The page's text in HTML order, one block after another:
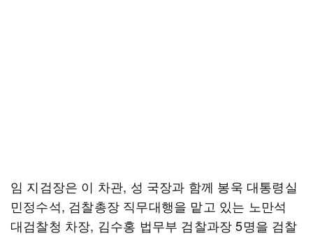
임 지검장은 이 차관, 성 국장과 함께 봉욱 대통령실
민정수석, 검찰총장 직무대행을 맡고 있는 노만석
대검찰청 차장, 김수홍 법무부 검찰과장 5명을 검찰